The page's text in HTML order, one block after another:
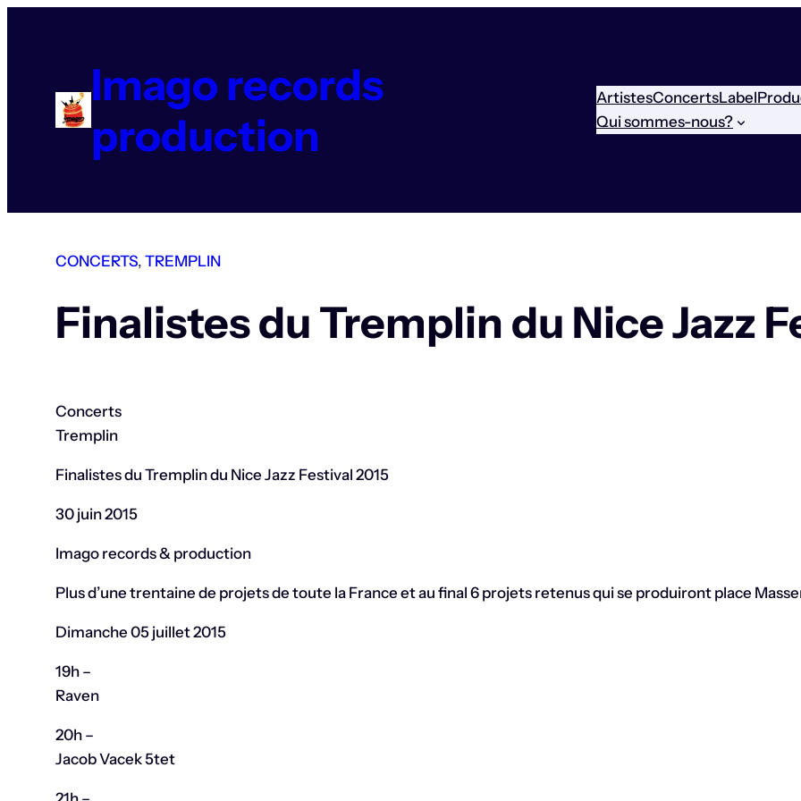
Imago records
production
ArtistesConcertsLabel
Qui sommes-nous?
CONCERTS, TREMPLIN
Finalistes du Tremplin du Nice Jazz
Concerts
Tremplin
Finalistes du Tremplin du Nice Jazz Festival 2015
30 juin 2015
Imago records & production
Plus d’une trentaine de projets de toute la France et au final 6 projets retenus qui se produiront place
Dimanche 05 juillet 2015
19h –
Raven
20h –
Jacob Vacek 5tet